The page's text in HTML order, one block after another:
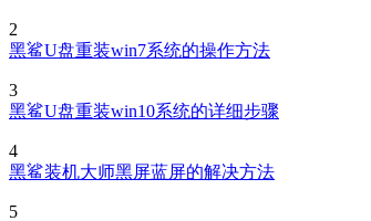
2
3
4